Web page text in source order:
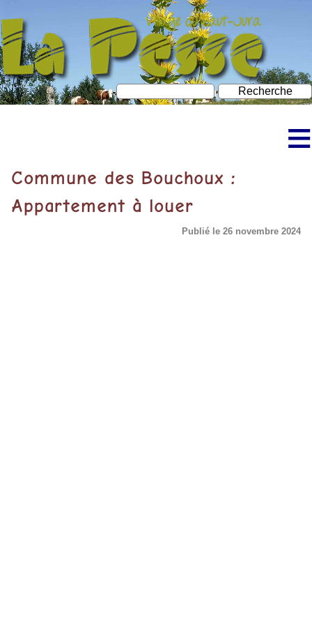
≡
Découvrir La Pesse
Bureau d’information touristique
Commune des Bouchoux :
Appartement à louer
Publié le 26 novembre 2024